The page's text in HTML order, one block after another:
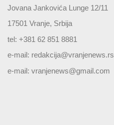
Jovana Jankovića Lunge 12/11
17501 Vranje, Srbija
tel: +381 62 851 8881
e-mail: redakcija@vranjenews.rs
e-mail: vranjenews@gmail.com